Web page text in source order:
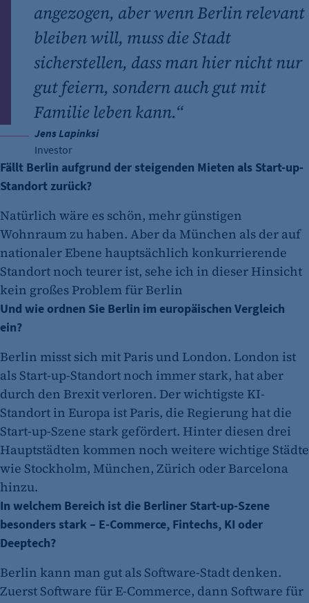
angezogen, aber wenn Berlin relevant
bleiben will, muss die Stadt
sicherstellen, dass man hier nicht nur
gut feiern, sondern auch gut mit
Familie leben kann.“
Jens Lapinksi
Investor
Fällt Berlin aufgrund der steigenden Mieten als Start-up-
Standort zurück?
Natürlich wäre es schön, mehr günstigen
Wohnraum zu haben. Aber da München als der auf
nationaler Ebene hauptsächlich konkurrierende
Standort noch teurer ist, sehe ich in dieser Hinsicht
kein großes Problem für Berlin
Und wie ordnen Sie Berlin im europäischen Vergleich
ein?
Berlin misst sich mit Paris und London. London ist
als Start-up-Standort noch immer stark, hat aber
durch den Brexit verloren. Der wichtigste KI-
Standort in Europa ist Paris, die Regierung hat die
Start-up-Szene stark gefördert. Hinter diesen drei
Hauptstädten kommen noch weitere wichtige Städte
wie Stockholm, München, Zürich oder Barcelona
hinzu.
In welchem Bereich ist die Berliner Start-up-Szene
besonders stark – E-Commerce, Fintechs, KI oder
Deeptech?
Berlin kann man gut als Software-Stadt denken.
Zuerst Software für E-Commerce, dann Software für